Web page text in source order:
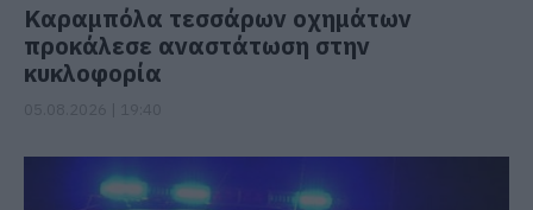
Καραμπόλα τεσσάρων οχημάτων
προκάλεσε αναστάτωση στην
κυκλοφορία